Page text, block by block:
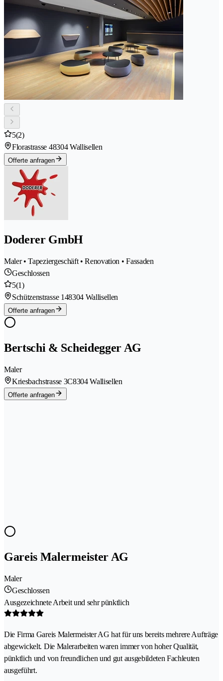
5(2)
Florastrasse 48304 Wallisellen
Offerte anfragen
Doderer GmbH
Maler • Tapeziergeschäft • Renovation • Fassaden
Geschlossen
5(1)
Schützenstrasse 148304 Wallisellen
Offerte anfragen
Bertschi & Scheidegger AG
Maler
Kriesbachstrasse 3C8304 Wallisellen
Offerte anfragen
Gareis Malermeister AG
Maler
Geschlossen
Ausgezeichnete Arbeit und sehr pünktlich
Die Firma Gareis Malermeister AG hat für uns bereits mehrere Aufträge
abgewickelt. Die Malerarbeiten waren immer von hoher Qualität,
pünktlich und von freundlichen und gut ausgebildeten Fachleuten
ausgeführt.